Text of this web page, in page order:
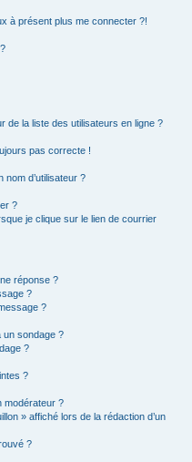
à présent plus me connecter ?!
de la liste des utilisateurs en ligne ?
pas correcte !
d’utilisateur ?
?
je clique sur le lien de courrier
réponse ?
?
?
un sondage ?
?
?
modérateur ?
» affiché lors de la rédaction d’un
?